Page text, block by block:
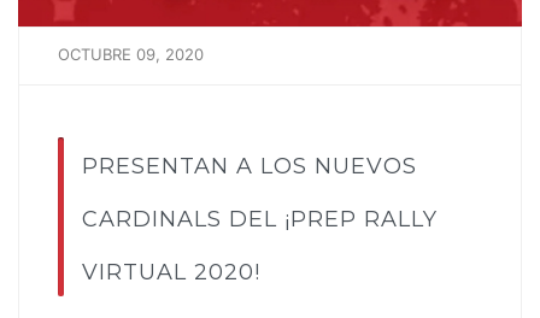
OCTUBRE 09, 2020
PRESENTAN A LOS NUEVOS
CARDINALS DEL ¡PREP RALLY
VIRTUAL 2020!